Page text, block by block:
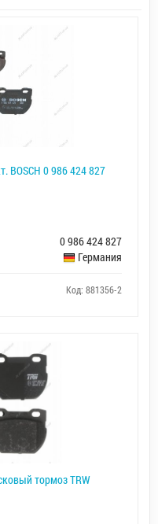
BOSCH 0 986 424 827
0 986 424 827
Германия
Код: 881356-2
тормоз TRW